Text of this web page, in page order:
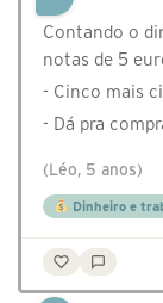
Contando o
notas de 5
- Cinco mais
- Dá pra
(Léo, 5 anos)
Dinheiro e